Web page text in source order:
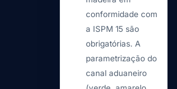
conformidade com
a ISPM 15 são
obrigatórias. A
parametrização do
canal aduaneiro